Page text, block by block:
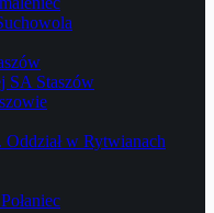
SA Staszów
w Rytwianach